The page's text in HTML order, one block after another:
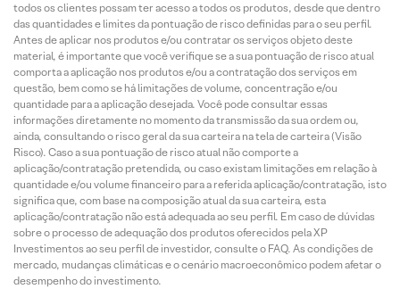
todos os clientes possam ter acesso a todos os produtos, desde que dentro
das quantidades e limites da pontuação de risco definidas para o seu perfil.
Antes de aplicar nos produtos e/ou contratar os serviços objeto deste
material, é importante que você verifique se a sua pontuação de risco atual
comporta a aplicação nos produtos e/ou a contratação dos serviços em
questão, bem como se há limitações de volume, concentração e/ou
quantidade para a aplicação desejada. Você pode consultar essas
informações diretamente no momento da transmissão da sua ordem ou,
ainda, consultando o risco geral da sua carteira na tela de carteira (Visão
Risco). Caso a sua pontuação de risco atual não comporte a
aplicação/contratação pretendida, ou caso existam limitações em relação à
quantidade e/ou volume financeiro para a referida aplicação/contratação, isto
significa que, com base na composição atual da sua carteira, esta
aplicação/contratação não está adequada ao seu perfil. Em caso de dúvidas
sobre o processo de adequação dos produtos oferecidos pela XP
Investimentos ao seu perfil de investidor, consulte o FAQ. As condições de
mercado, mudanças climáticas e o cenário macroeconômico podem afetar o
desempenho do investimento.